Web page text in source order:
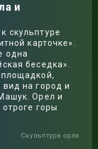
и
скульптуре
карточке».
одна
беседка».
на город и
Орел и
горы
Скульптура орла